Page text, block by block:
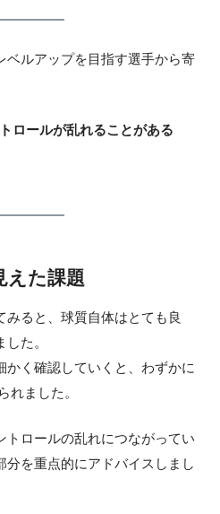
ベルアップを目指す選手から寄
ロールが乱れることがある
えた課題
ると、球質自体はとても良
た。
かく確認していくと、わずかに
れました。
トロールの乱れにつながってい
分を重点的にアドバイスしまし